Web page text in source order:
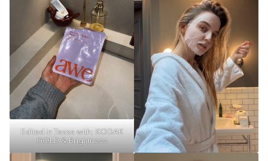
Edited in Tezza with: KODAK
GOLD & Brightness